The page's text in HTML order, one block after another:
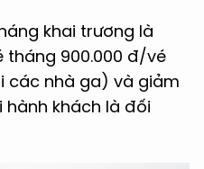
khai trương là
tháng 900.000 đ/vé
các nhà ga) và giảm
hành khách là đối